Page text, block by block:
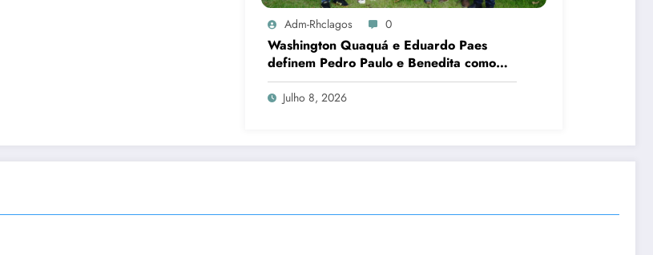
Adm-Rhclagos 0
Washington Quaquá e Eduardo Paes
definem Pedro Paulo e Benedita como
candidatos ao Senado no Rio
Julho 8, 2026